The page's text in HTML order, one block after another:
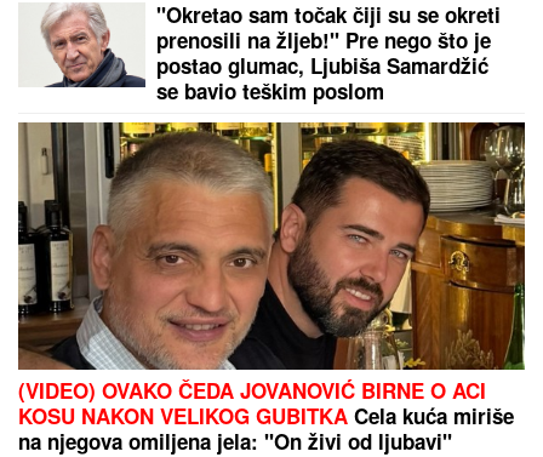
"Okretao sam točak čiji su se okreti
prenosili na žljeb!" Pre nego što je
postao glumac, Ljubiša Samardžić
se bavio teškim poslom
(VIDEO) OVAKO ČEDA JOVANOVIĆ BIRNE O ACI
KOSU NAKON VELIKOG GUBITKA Cela kuća miriše
na njegova omiljena jela: "On živi od ljubavi"